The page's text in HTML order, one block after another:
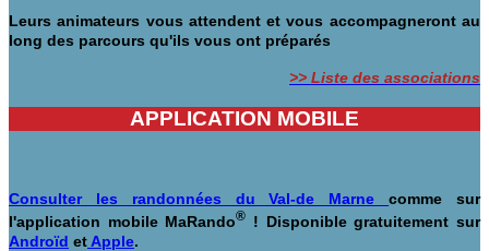
Leurs animateurs vous attendent et vous accompagneront au
long des parcours qu'ils vous ont préparés
>> Liste des associations
APPLICATION MOBILE
Consulter les randonnées du Val-de Marnecomme sur
l'application mobile MaRando®
! Disponible gratuitement sur
Androïd et Apple.